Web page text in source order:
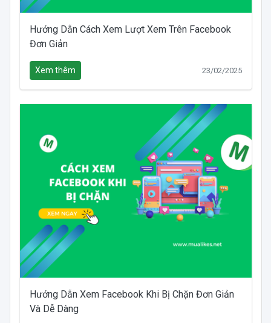
Hướng Dẫn Cách Xem Lượt Xem Trên Facebook
Đơn Giản
Xem thêm 23/02/2025
Hướng Dẫn Xem Facebook Khi Bị Chặn Đơn Giản
Và Dễ Dàng